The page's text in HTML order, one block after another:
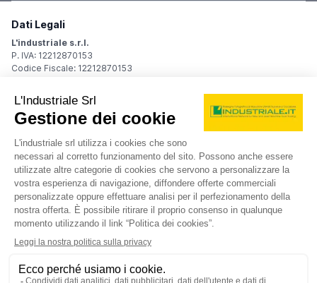
Dati Legali
L'industriale s.r.l.
P. IVA: 12212870153
Codice Fiscale: 12212870153
Sede Legale
Via Carlo Dolci, 32
20148 Milano (MI)
Italy
Registro Imprese
Iscrizione R.I.: 12212870153
REA: MI-1539011
Capitale sociale: Euro 10.400,00 i.v.
Contatti
info@industriale.it
PEC:industriale@pec.industriale.it